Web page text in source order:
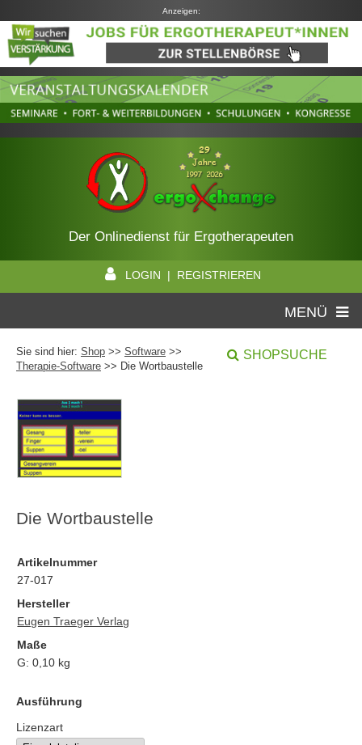
Anzeigen:
Der Onlinedienst für Ergotherapeuten
LOGIN | REGISTRIEREN
MENÜ
Sie sind hier: Shop >> Software >>
Therapie-Software >> Die Wortbaustelle
SHOPSUCHE
Die Wortbaustelle
Artikelnummer
27-017
Hersteller
Eugen Traeger Verlag
Maße
G:0,10 kg
Ausführung
Lizenzart